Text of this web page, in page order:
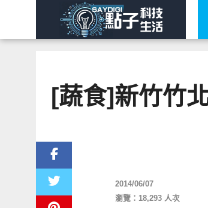
[蔬食]新竹竹
2014/06/07
瀏覽：18,293 人次